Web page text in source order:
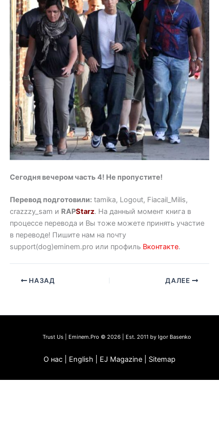
Сегодня вечером часть 4! Не пропустите!
Перевод подготовили: tamika, Logout, Fiacail_Milis,
crazzzy_sam и RAPStarz. На данный момент книга в
процессе перевода и Вы тоже можете принять участие
в переводе! Пишите нам на почту
support(dog)eminem.pro или профиль Вконтакте.
НАЗАД ДАЛЕЕ
Trust Us | Eminem.Pro © 2026 | Est. 2011 by Igor Basenko
О нас | English | EJ Magazine | Sitemap